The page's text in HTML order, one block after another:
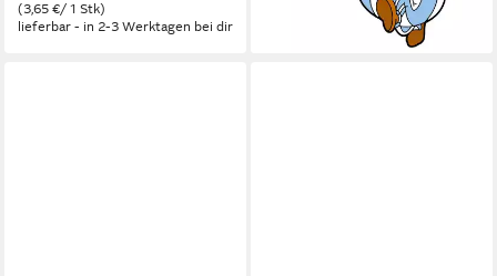
(3,65 €/ 1 Stk)
lieferbar - in 2-3 Werktagen bei dir